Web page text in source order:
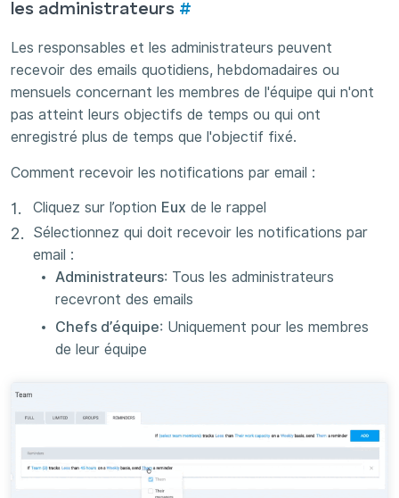
les administrateurs #
Les responsables et les administrateurs peuvent
recevoir des emails quotidiens, hebdomadaires ou
mensuels concernant les membres de l'équipe qui n'ont
pas atteint leurs objectifs de temps ou qui ont
enregistré plus de temps que l'objectif fixé.
Comment recevoir les notifications par email :
Cliquez sur l’option Eux de le rappel
Sélectionnez qui doit recevoir les notifications par
email :
Administrateurs: Tous les administrateurs
recevront des emails
Chefs d’équipe: Uniquement pour les membres
de leur équipe